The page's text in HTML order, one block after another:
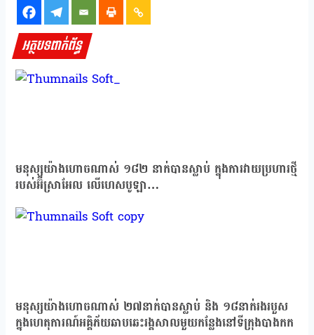
អត្ថបទពាក់ព័ន្ធ
មនុស្សយ៉ាងហោចណាស់ ១៨២ នាក់បានស្លាប់ ក្នុងការវាយប្រហារថ្មី
របស់អ៊ីស្រាអែល លើហេសបូឡា…
មនុស្សយ៉ាងហោចណាស់ ២៧នាក់បានស្លាប់ និង ១៨នាក់រងរបួស
ក្នុងហេតុការណ៍អគ្គិភ័យឆាបឆេះរង្គសាលមួយកន្លែងនៅទីក្រុងបាងកក